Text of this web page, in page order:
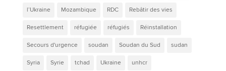
l’Ukraine Mozambique RDC Rebâtir des vies
Resettlement réfugiée réfugiés Réinstallation
Secours d'urgence soudan Soudan du Sud sudan
Syria Syrie tchad Ukraine unhcr